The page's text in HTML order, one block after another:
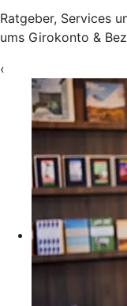
Ratgeber, Services
ums Girokonto &
‹